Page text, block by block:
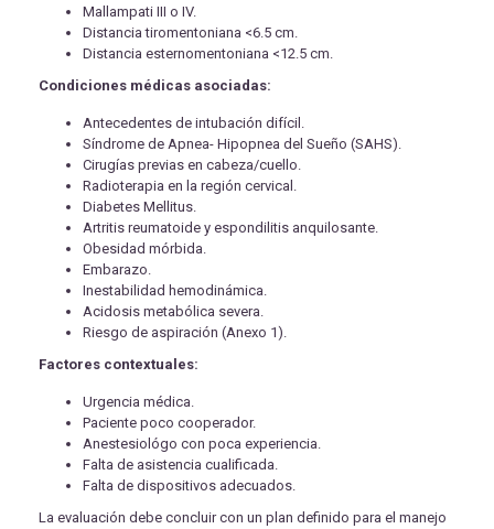
Mallampati III o IV.
Distancia tiromentoniana <6.5 cm.
Distancia esternomentoniana <12.5 cm.
Condiciones médicas asociadas:
Antecedentes de intubación difícil.
Síndrome de Apnea- Hipopnea del Sueño (SAHS).
Cirugías previas en cabeza/cuello.
Radioterapia en la región cervical.
Diabetes Mellitus.
Artritis reumatoide y espondilitis anquilosante.
Obesidad mórbida.
Embarazo.
Inestabilidad hemodinámica.
Acidosis metabólica severa.
Riesgo de aspiración (Anexo 1).
Factores contextuales:
Urgencia médica.
Paciente poco cooperador.
Anestesiológo con poca experiencia.
Falta de asistencia cualificada.
Falta de dispositivos adecuados.
La evaluación debe concluir con un plan definido para el manejo